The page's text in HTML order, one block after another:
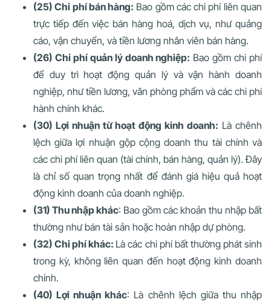
(25) Chi phí bán hàng: Bao gồm các chi phí liên quan
trực tiếp đến việc bán hàng hoá, dịch vụ, như quảng
cáo, vận chuyển, và tiền lương nhân viên bán hàng.
(26) Chi phí quản lý doanh nghiệp: Bao gồm chi phí
để duy trì hoạt động quản lý và vận hành doanh
nghiệp, như tiền lương, văn phòng phẩm và các chi phí
hành chính khác.
(30) Lợi nhuận từ hoạt động kinh doanh: Là chênh
lệch giữa lợi nhuận gộp cộng doanh thu tài chính và
các chi phí liên quan (tài chính, bán hàng, quản lý). Đây
là chỉ số quan trọng nhất để đánh giá hiệu quả hoạt
động kinh doanh của doanh nghiệp.
(31) Thu nhập khác: Bao gồm các khoản thu nhập bất
thường như bán tài sản hoặc hoàn nhập dự phòng.
(32) Chi phí khác: Là các chi phí bất thường phát sinh
trong kỳ, không liên quan đến hoạt động kinh doanh
chính.
(40) Lợi nhuận khác: Là chênh lệch giữa thu nhập